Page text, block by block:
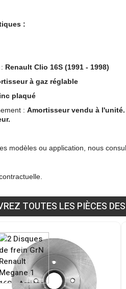
:
Renault Clio 16S (1991 - 1998)
à gaz réglable
plaqué
: Amortisseur vendu à
modèles ou application, nous
TOUTES LES PIÈCES